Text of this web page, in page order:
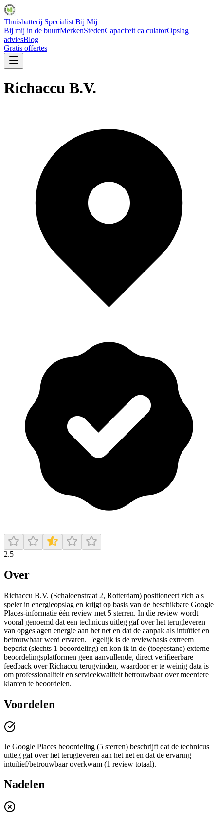
Thuisbatterij Specialist Bij Mij
Bij mij in de buurtMerkenStedenCapaciteit calculatorOpslag
adviesBlog
Gratis offertes
Richaccu B.V.
2.5
Over
Richaccu B.V. (Schaloenstraat 2, Rotterdam) positioneert zich als
speler in energieopslag en krijgt op basis van de beschikbare Google
Places-informatie één review met 5 sterren. In die review wordt
vooral genoemd dat een technicus uitleg gaf over het terugleveren
van opgeslagen energie aan het net en dat de aanpak als intuïtief en
betrouwbaar werd ervaren. Tegelijk is de reviewbasis extreem
beperkt (slechts 1 beoordeling) en kon ik in de (toegestane) externe
beoordelingsplatformen geen aanvullende, direct verifieerbare
feedback over Richaccu terugvinden, waardoor er te weinig data is
om professionaliteit en servicekwaliteit betrouwbaar over meerdere
klanten te beoordelen.
Voordelen
Je Google Places beoordeling (5 sterren) beschrijft dat de technicus
uitleg gaf over het terugleveren aan het net en dat de ervaring
intuïtief/betrouwbaar overkwam (1 review totaal).
Nadelen